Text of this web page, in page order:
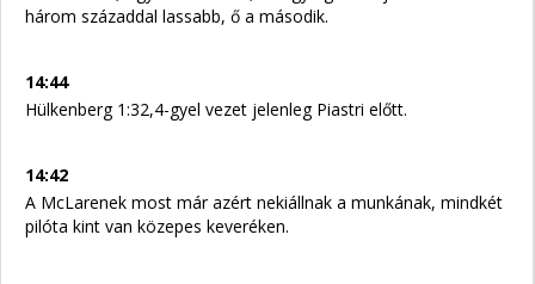
három századdal lassabb, ő a második.
14:44
Hülkenberg 1:32,4-gyel vezet jelenleg Piastri előtt.
14:42
A McLarenek most már azért nekiállnak a munkának, mindkét
pilóta kint van közepes keveréken.